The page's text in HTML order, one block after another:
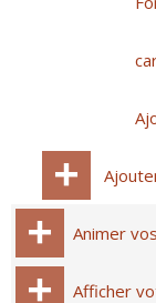
Animer
Afficher